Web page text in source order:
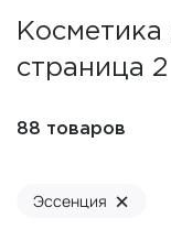
страница 2
88 товаров
Эссенция ×